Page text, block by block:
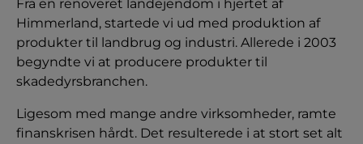
Fra en renoveret landejendom i hjertet af
Himmerland, startede vi ud med produktion af
produkter til landbrug og industri. Allerede i 2003
begyndte vi at producere produkter til
skadedyrsbranchen.
Ligesom med mange andre virksomheder, ramte
finanskrisen hårdt. Det resulterede i at stort set alt